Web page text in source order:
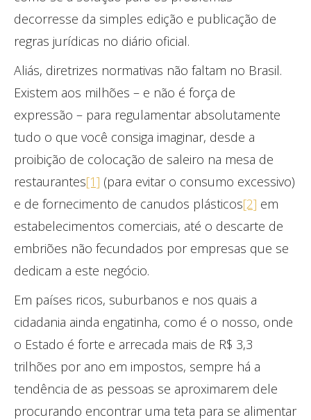
decorresse da simples edição e publicação de
regras jurídicas no diário oficial.
Aliás, diretrizes normativas não faltam no Brasil.
Existem aos milhões – e não é força de
expressão – para regulamentar absolutamente
tudo o que você consiga imaginar, desde a
proibição de colocação de saleiro na mesa de
restaurantes[1] (para evitar o consumo excessivo)
e de fornecimento de canudos plásticos[2] em
estabelecimentos comerciais, até o descarte de
embriões não fecundados por empresas que se
dedicam a este negócio.
Em países ricos, suburbanos e nos quais a
cidadania ainda engatinha, como é o nosso, onde
o Estado é forte e arrecada mais de R$ 3,3
trilhões por ano em impostos, sempre há a
tendência de as pessoas se aproximarem dele
procurando encontrar uma teta para se alimentar